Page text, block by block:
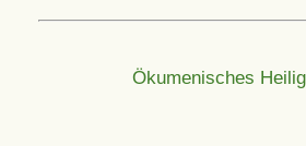
Ökumenisches